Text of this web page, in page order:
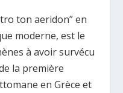
ton aeridon” en
moderne, est le
à avoir survécu
la première
en Grèce et